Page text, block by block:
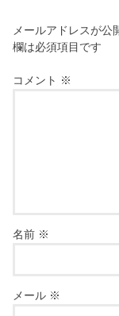
メールアドレスが公
欄は必須項目です
コメント ※
名前 ※
メール ※